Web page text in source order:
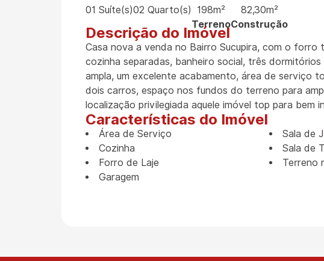
01 Suíte(s)02 Quarto(s)
198m²
Terreno
82,30m²
Construção
Descrição do Imóvel
Casa nova a venda no Bairro Sucupira, com o forro
cozinha separadas, banheiro social, três dormitórios
ampla, um excelente acabamento, área de serviço
dois carros, espaço nos fundos do terreno para
localização privilegiada aquele imóvel top para bem
Características do Imóvel
Área de Serviço
Cozinha
Forro de Laje
Garagem
Sala de
Sala de
Terreno